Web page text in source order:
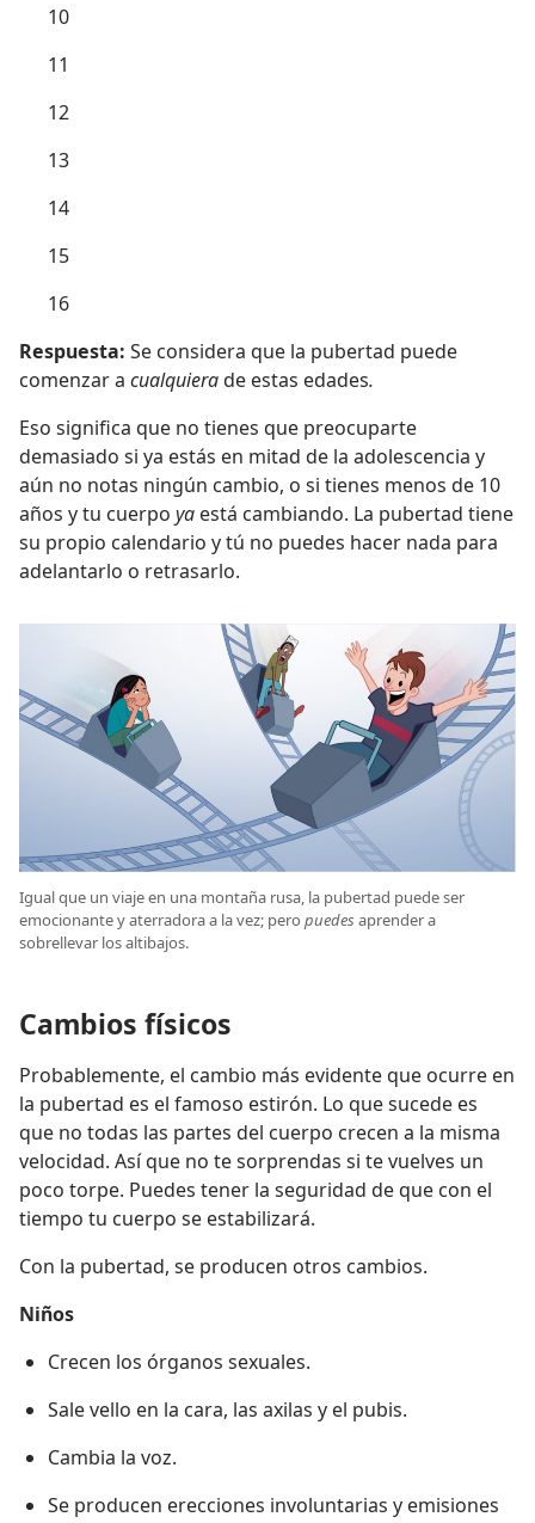
10
11
12
13
14
15
16
Respuesta: Se considera que la pubertad puede
comenzar a cualquierade estas edades.
Eso significa que no tienes que preocuparte
demasiado si ya estás en mitad de la adolescencia y
aún no notas ningún cambio, o si tienes menos de 10
años y tu cuerpo ya está cambiando. La pubertad tiene
su propio calendario y tú no puedes hacer nada para
adelantarlo o retrasarlo.
Igual que un viaje en una montaña rusa, la pubertad puede ser
emocionante y aterradora a la vez; pero puedesaprender a
sobrellevar los altibajos.
Cambios físicos
Probablemente, el cambio más evidente que ocurre en
la pubertad es el famoso estirón. Lo que sucede es
que no todas las partes del cuerpo crecen a la misma
velocidad. Así que no te sorprendas si te vuelves un
poco torpe. Puedes tener la seguridad de que con el
tiempo tu cuerpo se estabilizará.
Con la pubertad, se producen otros cambios.
Niños
Crecen los órganos sexuales.
Sale vello en la cara, las axilas y el pubis.
Cambia la voz.
Se producen erecciones involuntarias y emisiones